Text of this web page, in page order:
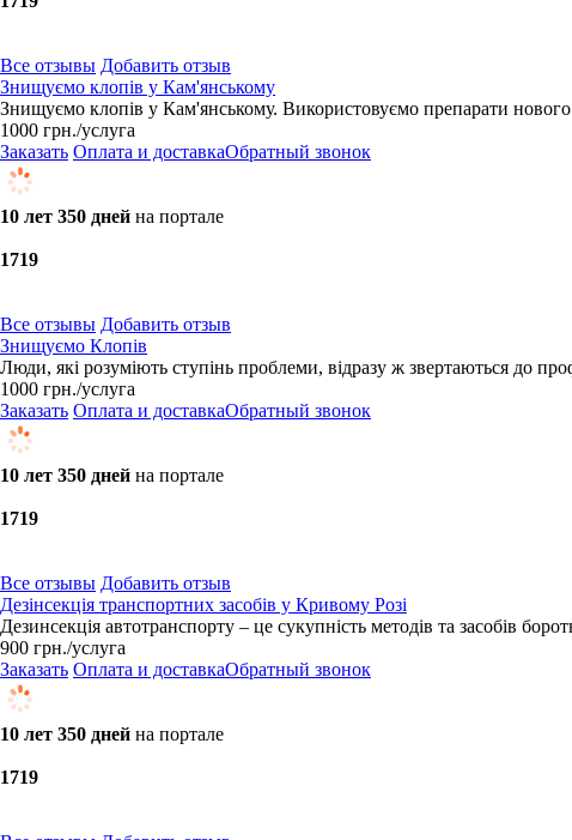
Все отзывы Добавить отзыв
Знищуємо клопів у Кам'янському
Знищуємо клопів у Кам'янському. Використовуємо препарати
1000 грн./услуга
Заказать Оплата и доставкаОбратный звонок
10 лет 350 дней на портале
1719
Все отзывы Добавить отзыв
Знищуємо Клопів
Люди, які розуміють ступінь проблеми, відразу ж звертаються до
1000 грн./услуга
Заказать Оплата и доставкаОбратный звонок
10 лет 350 дней на портале
1719
Все отзывы Добавить отзыв
Дезінсекція транспортних засобів у Кривому Розі
Дезинсекція автотранспорту – це сукупність методів та засобів
900 грн./услуга
Заказать Оплата и доставкаОбратный звонок
10 лет 350 дней на портале
1719